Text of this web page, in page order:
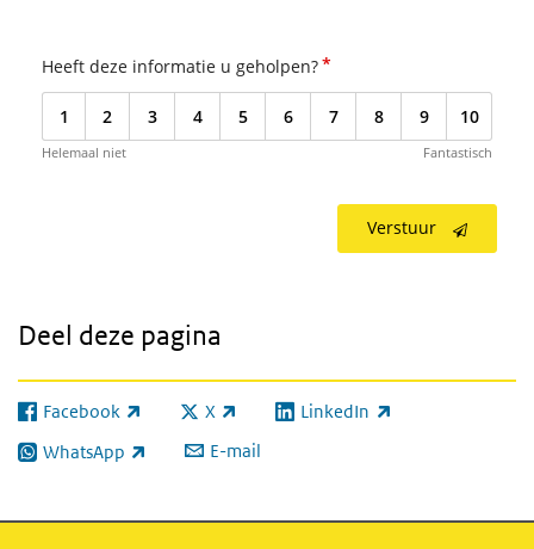
Heeft deze informatie u geholpen?*
1 2 3 4 5 6 7 8 9 10
Helemaal niet Fantastisch
Verstuur
Deel deze pagina
Facebook
(externe link) X
(externe link) LinkedIn
(externe link)
WhatsApp
(externe link) E-mail